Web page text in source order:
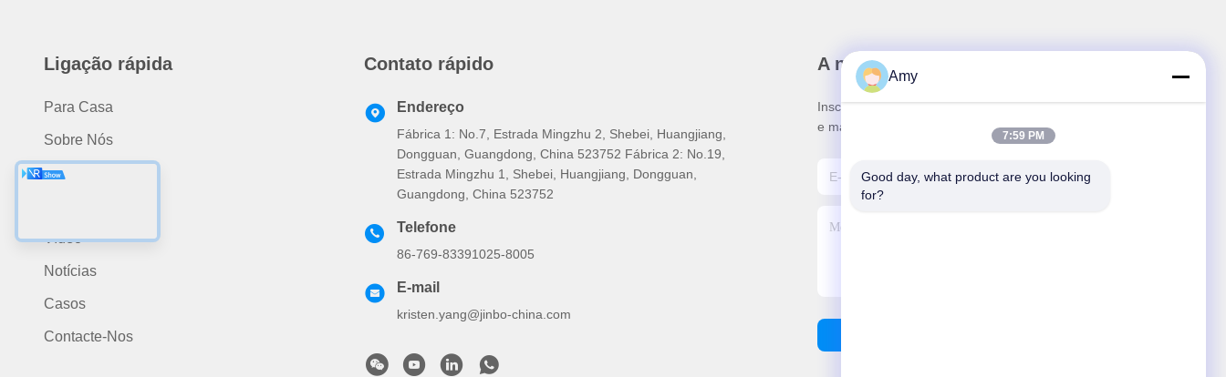
Ligação rápida
Para Casa
Sobre Nós
Produtos
Vídeo
Notícias
Casos
Contacte-Nos
Contato rápido
Endereço
Fábrica 1: No.7, Estrada Mingzhu 2, Shebei, Huangjiang,
Dongguan, Guangdong, China 523752 Fábrica 2: No.19,
Estrada Mingzhu 1, Shebei, Huangjiang, Dongguan,
Guangdong, China 523752
Telefone
86-769-83391025-8005
E-mail
kristen.yang@jinbo-china.com
A nossa newsletter
Inscreva-se no nosso boletim informativo para obter descontos
e mais.
Amy
7:59 PM
Good day, what product are you looking
for?